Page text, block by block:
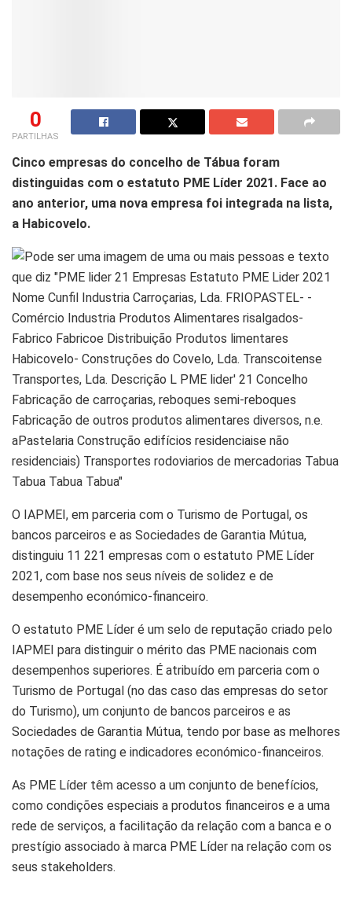
0
PARTILHAS
Cinco empresas do concelho de Tábua foram
distinguidas com o estatuto PME Líder 2021. Face ao
ano anterior, uma nova empresa foi integrada na lista,
a Habicovelo.
O IAPMEI, em parceria com o Turismo de Portugal, os
bancos parceiros e as Sociedades de Garantia Mútua,
distinguiu 11 221 empresas com o estatuto PME Líder
2021, com base nos seus níveis de solidez e de
desempenho económico-financeiro.
O estatuto PME Líder é um selo de reputação criado pelo
IAPMEI para distinguir o mérito das PME nacionais com
desempenhos superiores. É atribuído em parceria com o
Turismo de Portugal (no das caso das empresas do setor
do Turismo), um conjunto de bancos parceiros e as
Sociedades de Garantia Mútua, tendo por base as melhores
notações de rating e indicadores económico-financeiros.
As PME Líder têm acesso a um conjunto de benefícios,
como condições especiais a produtos financeiros e a uma
rede de serviços, a facilitação da relação com a banca e o
prestígio associado à marca PME Líder na relação com os
seus stakeholders.